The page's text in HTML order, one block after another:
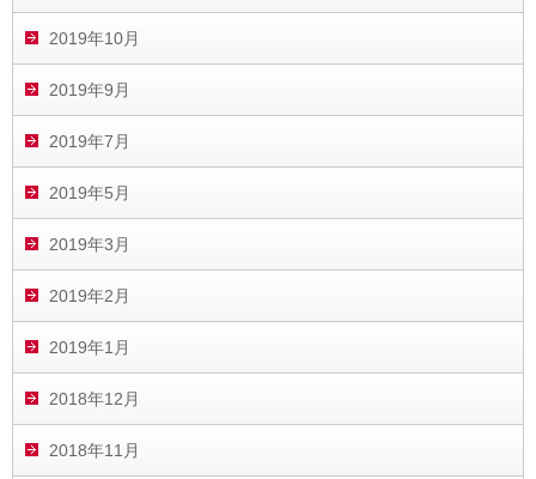
2019年10月
2019年9月
2019年7月
2019年5月
2019年3月
2019年2月
2019年1月
2018年12月
2018年11月